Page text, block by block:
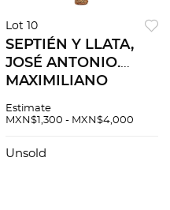
Lot 10
SEPTIÉN Y LLATA,
JOSÉ ANTONIO.
MAXIMILIANO
MÉJICO NO FUE
MODERNA LIBRERÍA
Estimate
MXN$1,300 - MXN$4,000
Unsold